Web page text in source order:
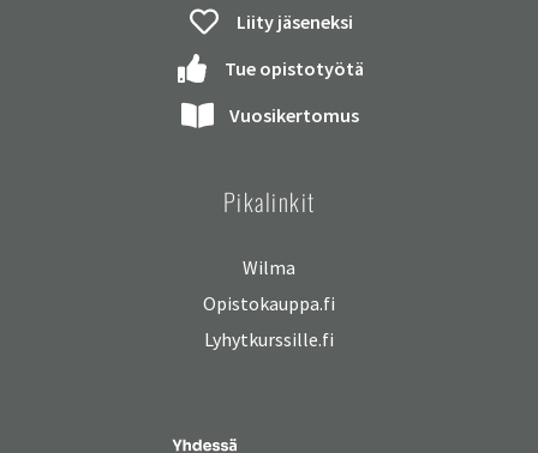
Liity jäseneksi
Tue opistotyötä
Vuosikertomus
Pikalinkit
Wilma
Opistokauppa.fi
Lyhytkurssille.fi